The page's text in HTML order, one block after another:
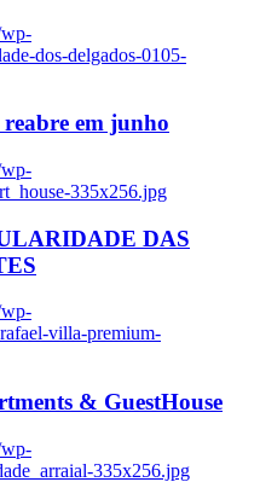
dos-delgados-0105-
em junho
335x256.jpg
DAS
villa-premium-
& GuestHouse
335x256.jpg